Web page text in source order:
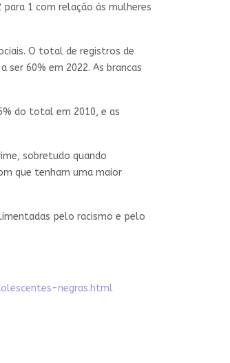
1 com relação às mulheres
O total de registros de
ser 60% em 2022. As brancas
do total em 2010, e as
sobretudo quando
que tenham uma maior
pelo racismo e pelo
negras.html